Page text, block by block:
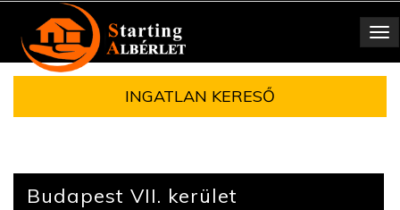
Toggle
navigation
INGATLAN KERESŐ
Budapest VII. kerület